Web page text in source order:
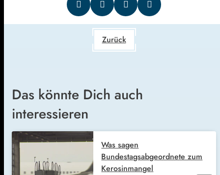
Zurück
Das könnte Dich auch
interessieren
Was sagen
Bundestagsabgeordnete zum
Kerosinmangel